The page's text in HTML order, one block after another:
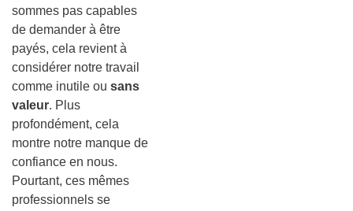
sommes pas capables
de demander à être
payés, cela revient à
considérer notre travail
comme inutile ou sans
valeur. Plus
profondément, cela
montre notre manque de
confiance en nous.
Pourtant, ces mêmes
professionnels se